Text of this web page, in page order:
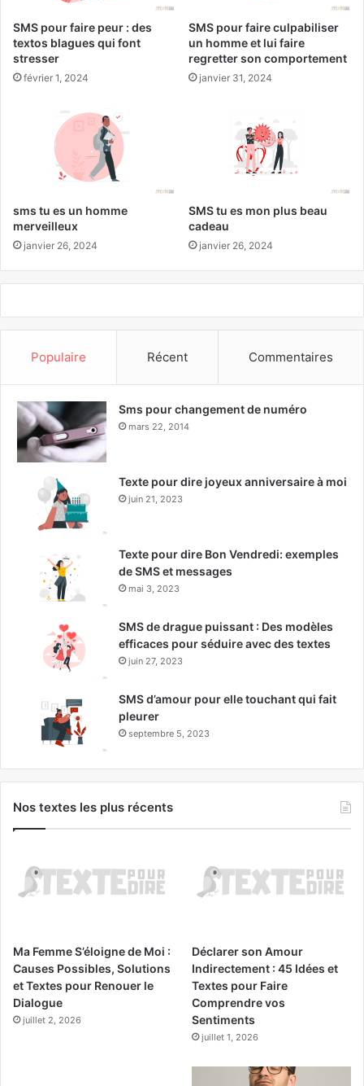
SMS pour faire peur : des
textos blagues qui font
stresser
février 1, 2024
SMS pour faire culpabiliser
un homme et lui faire
regretter son comportement
janvier 31, 2024
sms tu es un homme
merveilleux
janvier 26, 2024
SMS tu es mon plus beau
cadeau
janvier 26, 2024
Populaire Récent Commentaires
Sms pour changement de numéro
mars 22, 2014
Texte pour dire joyeux anniversaire à moi
juin 21, 2023
Texte pour dire Bon Vendredi: exemples
de SMS et messages
mai 3, 2023
SMS de drague puissant : Des modèles
efficaces pour séduire avec des textes
juin 27, 2023
SMS d’amour pour elle touchant qui fait
pleurer
septembre 5, 2023
Nos textes les plus récents
Ma Femme S’éloigne de Moi :
Causes Possibles, Solutions
et Textes pour Renouer le
Dialogue
juillet 2, 2026
Déclarer son Amour
Indirectement : 45 Idées et
Textes pour Faire
Comprendre vos
Sentiments
juillet 1, 2026